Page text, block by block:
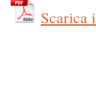
Scarica